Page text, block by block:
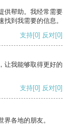
供帮助。我经常需要
到我需要的信息。
支持[0] 反对[0]
让我能够取得更好的
支持[0] 反对[0]
各地的朋友。